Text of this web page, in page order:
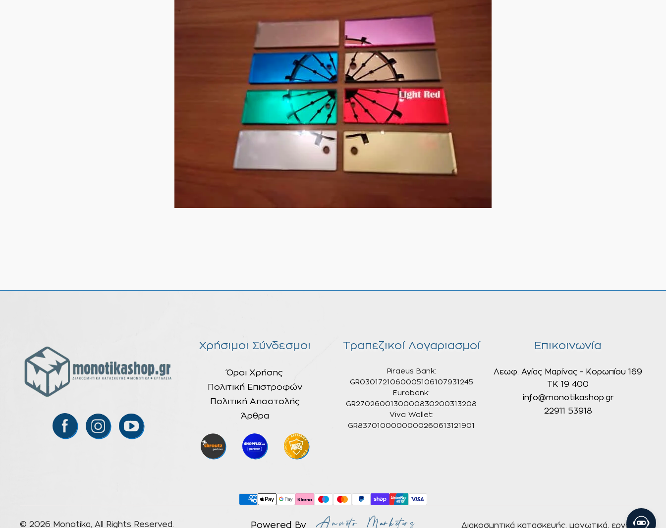
Χρήσιμοι Σύνδεσμοι
Όροι Χρήσης
Πολιτική Επιστροφών
Πολιτική Αποστολής
Άρθρα
Τραπεζικοί Λογαριασμοί
Piraeus Bank:
GR0301721060005106107931245
Eurobank:
GR2702600130000830200313208
Viva Wallet:
GR8370100000000260613121901
Επικοινωνία
Λεωφ. Αγίας Μαρίνας - Κορωπίου 169
ΤΚ 19 400
info@monotikashop.gr
22911 53918
© 2026 Monotika, All Rights Reserved. Powered By Διακοσμητικά κατασκευής, μονωτικά, εργαλεία